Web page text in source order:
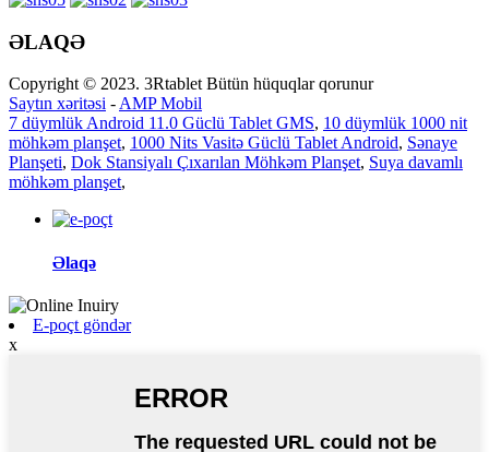
ƏLAQƏ
Copyright © 2023. 3Rtablet Bütün hüquqlar qorunur
Saytın xəritəsi - AMP Mobil
7 düymlük Android 11.0 Güclü Tablet GMS, 10 düymlük 1000 nit
möhkəm planşet, 1000 Nits Vasitə Güclü Tablet Android, Sənaye
Planşeti, Dok Stansiyalı Çıxarılan Möhkəm Planşet, Suya davamlı
möhkəm planşet,
Əlaqə
E-poçt göndər
x